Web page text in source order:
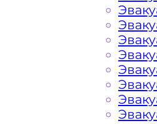
конкретном
порадовать
и гостей Столицы.
На